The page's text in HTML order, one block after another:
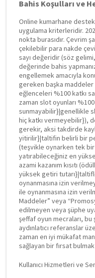
Bahis Koşulları ve
Online kumarhane
uygulama kriterleridir.
nokta burasıdır. Çevrim
çekilebilir para nakde
sayı değeridir (söz
değerinde bahis
engellemek amacıyla
gereken başka maddeler
eğlenceleri %100 katkı
zaman slot oyunları
sunmayabilir}|genellikle
hiç katkı vermeyebilir}),
gerekir, aksi takdirde
yitirilir}|taltifin belirli bir
(teşvikle oynarken tek
yatırabileceğiniz en
azami kazanım kısıtı
yüksek getiri
oynanmasına izin
ile oynanmasına izin
Maddeler” veya
edilmeyen veya şüphe
şeffaf oyun mecraları,
aydınlatıcı referanslar
zaman en iyi mükafat
sağlayan bir fırsat
Kullanıcı Hizmetleri ve